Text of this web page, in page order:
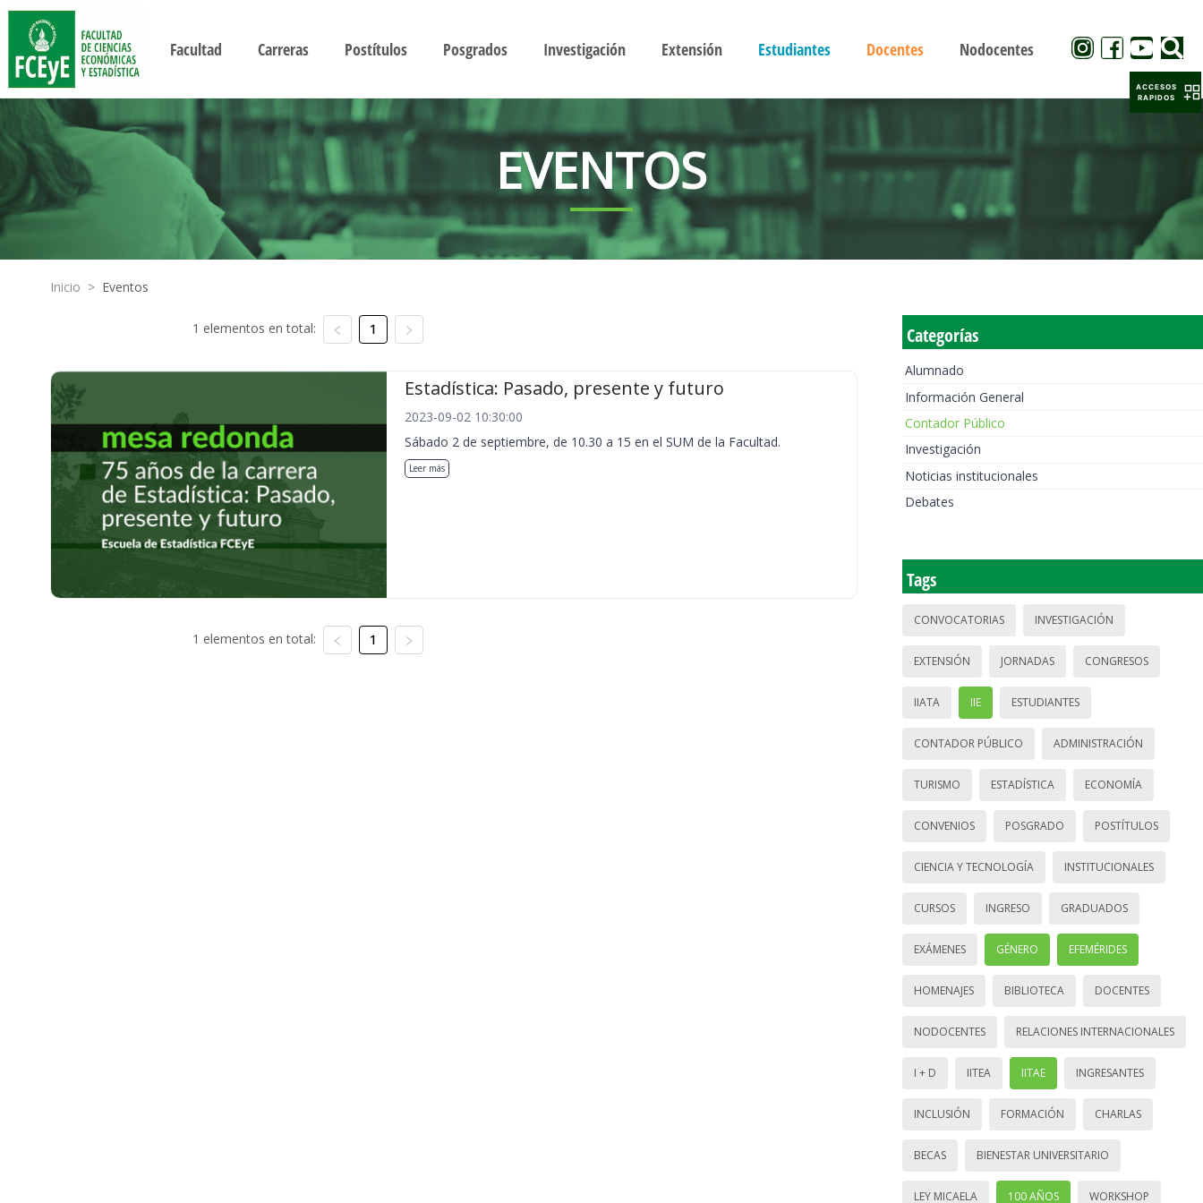
Facultad Carreras Postítulos Posgrados Investigación Extensión Estudiantes Docentes Nodocentes
EVENTOS
Inicio > Eventos
1 elementos en total: 1
Estadística: Pasado, presente y futuro
2023-09-02 10:30:00
Sábado 2 de septiembre, de 10.30 a 15 en el SUM de la Facultad.
Leer más
1 elementos en total: 1
Categorías
Alumnado
Información General
Contador Público
Investigación
Noticias institucionales
Debates
Tags
CONVOCATORIAS INVESTIGACIÓN
EXTENSIÓN JORNADAS CONGRESOS
IIATA IIE ESTUDIANTES
CONTADOR PÚBLICO ADMINISTRACIÓN
TURISMO ESTADÍSTICA ECONOMÍA
CONVENIOS POSGRADO POSTÍTULOS
CIENCIA Y TECNOLOGÍA INSTITUCIONALES
CURSOS INGRESO GRADUADOS
EXÁMENES GÉNERO EFEMÉRIDES
HOMENAJES BIBLIOTECA DOCENTES
NODOCENTES RELACIONES INTERNACIONALES
I + D IITEA IITAE INGRESANTES
INCLUSIÓN FORMACIÓN CHARLAS
BECAS BIENESTAR UNIVERSITARIO
LEY MICAELA 100 AÑOS WORKSHOP
ACCESOS
RAPIDOS